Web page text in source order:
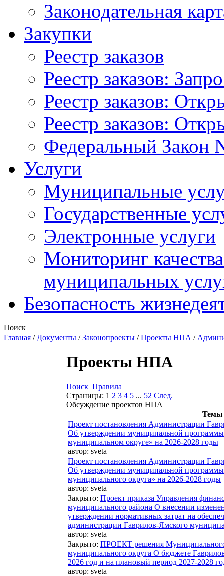
Законодательная
Закупки
Реестр заказов
Реестр заказов:
Реестр заказов:
Реестр заказов:
Федеральный Закон
Услуги
Муниципальные
Государственные
Электронные услуги
Мониторинг
муниципальных
Безопасность
Поиск
Главная / Документы /Законопроекты /Проекты НПА /
Проекты НПА
Поиск Правила
Страницы: 1 2 3 4 5 ... 52 След.
Обсуждение проектов НПА
Темы
Проект постановления Администрации
Об утверждении муниципальной
муниципальном округе» на 2026-2028 годы
автор: sveta
Проект постановления Администрации
Об утверждении муниципальной программы
муниципального округа» на 2026-2028 годы
автор: sveta
Закрыто: Проект приказа Управления
муниципального района О внесении
утверждении нормативных затрат на
администрации Гаврилов-Ямского
автор: sveta
Закрыто: ПРОЕКТ решения
муниципального округа О бюджете
2026 год и на плановый период 2027-2028
автор: sveta